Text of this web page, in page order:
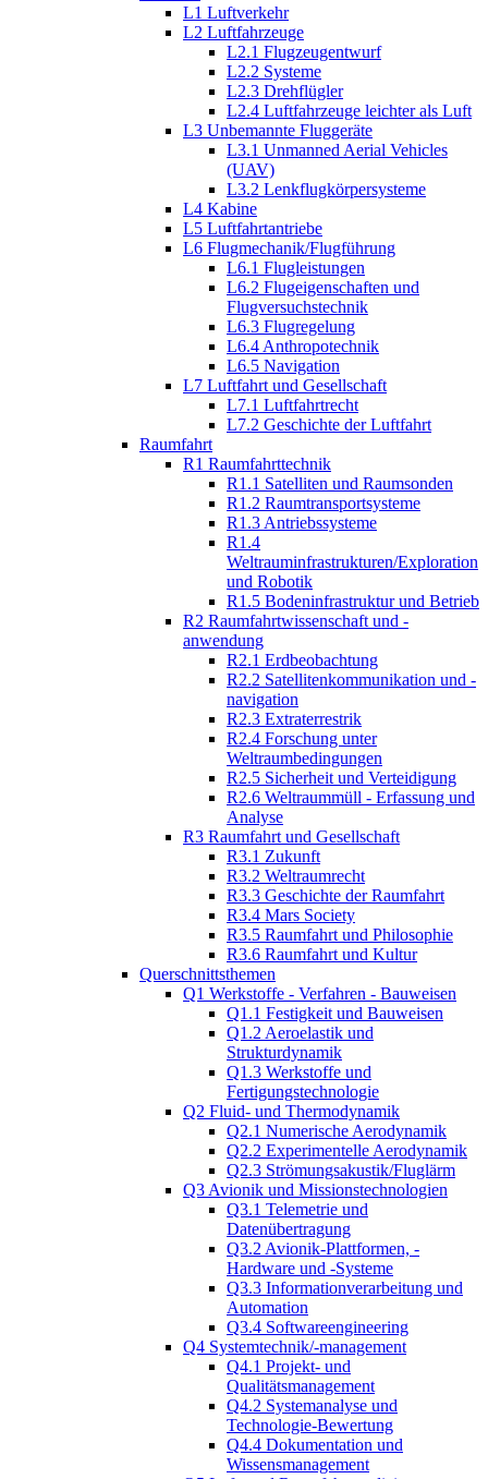
L1 Luftverkehr
L2 Luftfahrzeuge
L2.1 Flugzeugentwurf
L2.2 Systeme
L2.3 Drehflügler
L2.4 Luftfahrzeuge leichter als Luft
L3 Unbemannte Fluggeräte
L3.1 Unmanned Aerial Vehicles
(UAV)
L3.2 Lenkflugkörpersysteme
L4 Kabine
L5 Luftfahrtantriebe
L6 Flugmechanik/Flugführung
L6.1 Flugleistungen
L6.2 Flugeigenschaften und
Flugversuchstechnik
L6.3 Flugregelung
L6.4 Anthropotechnik
L6.5 Navigation
L7 Luftfahrt und Gesellschaft
L7.1 Luftfahrtrecht
L7.2 Geschichte der Luftfahrt
Raumfahrt
R1 Raumfahrttechnik
R1.1 Satelliten und Raumsonden
R1.2 Raumtransportsysteme
R1.3 Antriebssysteme
R1.4
Weltrauminfrastrukturen/Exploration
und Robotik
R1.5 Bodeninfrastruktur und Betrieb
R2 Raumfahrtwissenschaft und -
anwendung
R2.1 Erdbeobachtung
R2.2 Satellitenkommunikation und -
navigation
R2.3 Extraterrestrik
R2.4 Forschung unter
Weltraumbedingungen
R2.5 Sicherheit und Verteidigung
R2.6 Weltraummüll - Erfassung und
Analyse
R3 Raumfahrt und Gesellschaft
R3.1 Zukunft
R3.2 Weltraumrecht
R3.3 Geschichte der Raumfahrt
R3.4 Mars Society
R3.5 Raumfahrt und Philosophie
R3.6 Raumfahrt und Kultur
Querschnittsthemen
Q1 Werkstoffe - Verfahren - Bauweisen
Q1.1 Festigkeit und Bauweisen
Q1.2 Aeroelastik und
Strukturdynamik
Q1.3 Werkstoffe und
Fertigungstechnologie
Q2 Fluid- und Thermodynamik
Q2.1 Numerische Aerodynamik
Q2.2 Experimentelle Aerodynamik
Q2.3 Strömungsakustik/Fluglärm
Q3 Avionik und Missionstechnologien
Q3.1 Telemetrie und
Datenübertragung
Q3.2 Avionik-Plattformen, -
Hardware und -Systeme
Q3.3 Informationverarbeitung und
Automation
Q3.4 Softwareengineering
Q4 Systemtechnik/-management
Q4.1 Projekt- und
Qualitätsmanagement
Q4.2 Systemanalyse und
Technologie-Bewertung
Q4.4 Dokumentation und
Wissensmanagement